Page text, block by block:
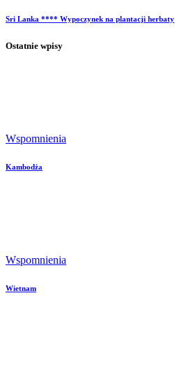
Sri Lanka **** Wypoczynek na plantacji herbaty
Ostatnie wpisy
Wspomnienia
Kambodża
Wspomnienia
Wietnam